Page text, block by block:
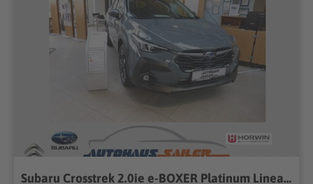
Subaru Crosstrek 2.0ie e-BOXER Platinum Lineart